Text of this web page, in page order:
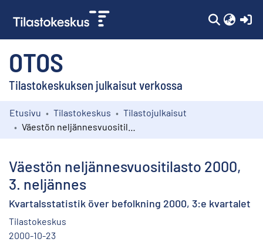
OTOS
Tilastokeskuksen julkaisut verkossa
Kokoelmat
Etusivu Tilastokeskus
Tilastojulkaisut
Väestön neljännesvuositilasto 2000,
3. neljännes
Kvartalsstatistik över befolkning 2000, 3:e kvartalet
Tilastokeskus
2000-10-23